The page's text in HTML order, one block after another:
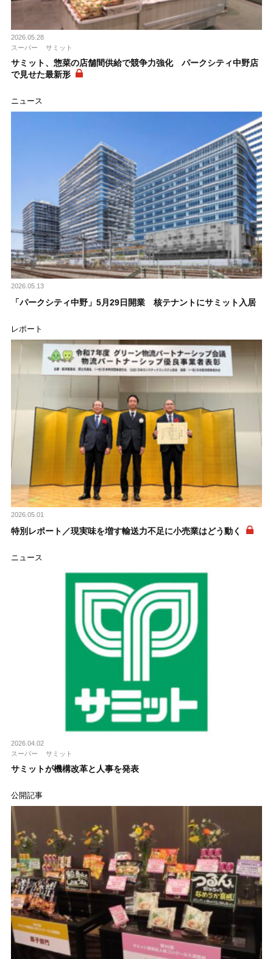
2026.05.28
スーパー
サミット
サミット、惣菜の店舗間供給で競争力強化 パークシティ中野店
で見せた最新形
ニュース
2026.05.13
「パークシティ中野」5月29日開業 核テナントにサミット入居
レポート
2026.05.01
特別レポート／現実味を増す輸送力不足に小売業はどう動く
ニュース
2026.04.02
スーパー
サミット
サミットが機構改革と人事を発表
公開記事